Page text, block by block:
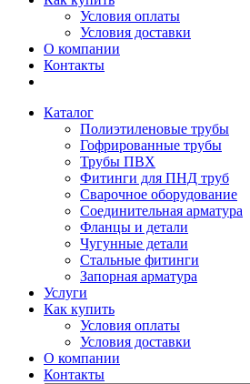
Условия оплаты
Условия доставки
О компании
Контакты
Каталог
Полиэтиленовые трубы
Гофрированные трубы
Трубы ПВХ
Фитинги для ПНД труб
Сварочное оборудование
Соединительная арматура
Фланцы и детали
Чугунные детали
Стальные фитинги
Запорная арматура
Услуги
Как купить
Условия оплаты
Условия доставки
О компании
Контакты